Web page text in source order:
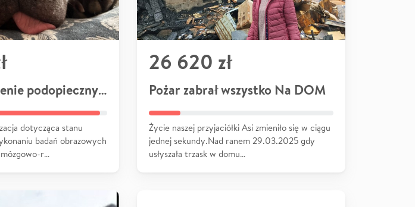
Badania i leczenie podopiecznych
dotycząca stanu
badań obrazowych
r…
26 620 zł
Pożar zabrał wszystko Na DOM
Życie naszej przyjaciółki Asi zmieniło się w ciągu
jednej sekundy.Nad ranem 29.03.2025 gdy
usłyszała trzask w domu…